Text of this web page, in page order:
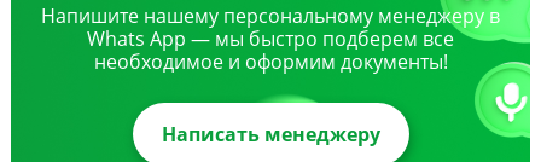
Напишите нашему персональному менеджеру в
Whats App — мы быстро подберем все
необходимое и оформим документы!
Написать менеджеру